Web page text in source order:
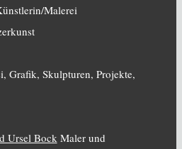
Malerei
Grafik, Skulpturen, Projekte,
Ursel BockMaler und